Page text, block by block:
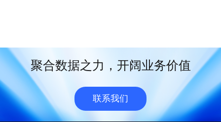
聚合数据之力，开阔业务价值
联系我们